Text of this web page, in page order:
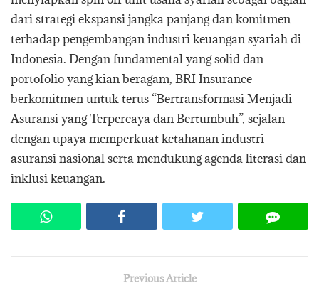
dari strategi ekspansi jangka panjang dan komitmen
terhadap pengembangan industri keuangan syariah di
Indonesia. Dengan fundamental yang solid dan
portofolio yang kian beragam, BRI Insurance
berkomitmen untuk terus “Bertransformasi Menjadi
Asuransi yang Terpercaya dan Bertumbuh”, sejalan
dengan upaya memperkuat ketahanan industri
asuransi nasional serta mendukung agenda literasi dan
inklusi keuangan.
Previous Article